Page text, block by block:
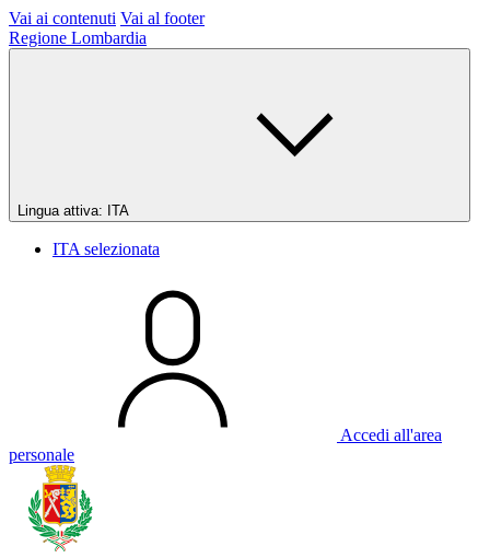
Vai ai contenuti Vai al footer
Regione Lombardia
Lingua attiva: ITA
ITA selezionata
Accedi all'area
personale